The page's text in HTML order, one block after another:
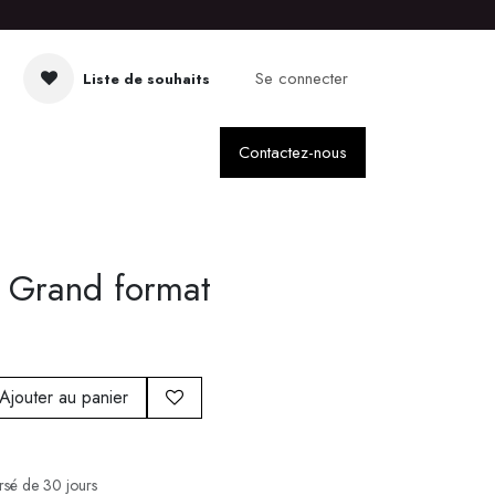
Liste de souhaits Se connecter
Contactez-nous
format
au panier
de 30 jours